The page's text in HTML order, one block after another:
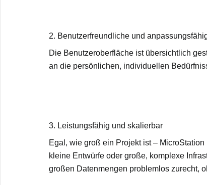
2. Benutzerfreundliche und
Die Benutzeroberfläche ist übersichtlich
an die persönlichen, individuellen
3. Leistungsfähig und skalierbar
Egal, wie groß ein Projekt ist –
kleine Entwürfe oder große, komplexe
großen Datenmengen problemlos zurecht,